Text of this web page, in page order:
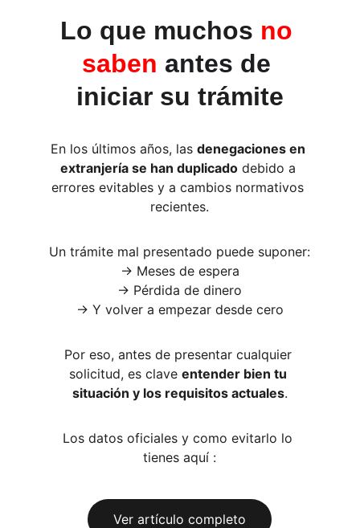
Lo que muchos no
saben antes de
iniciar su trámite
En los últimos años, las denegaciones en
extranjería se han duplicado debido a
errores evitables y a cambios normativos
recientes.
Un trámite mal presentado puede suponer:
→ Meses de espera
→ Pérdida de dinero
→ Y volver a empezar desde cero
Por eso, antes de presentar cualquier
solicitud, es clave entender bien tu
situación y los requisitos actuales.
Los datos oficiales y como evitarlo lo
tienes aquí :
Ver artículo completo